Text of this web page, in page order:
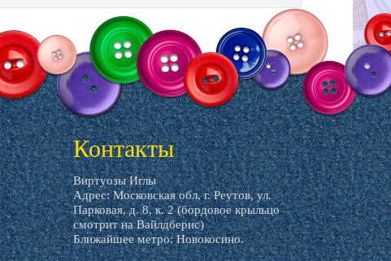
Контакты
Виртуозы Иглы
Адрес: Московская обл, г. Реутов, ул.
Парковая, д. 8, к. 2 (бордовое крыльцо
смотрит на Вайлдберис)
Ближайшее метро: Новокосино.